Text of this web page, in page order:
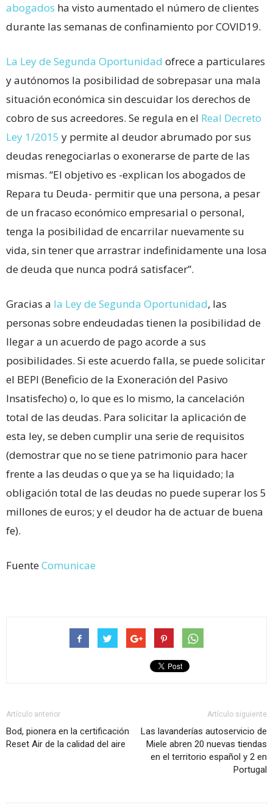
abogados ha visto aumentado el número de clientes
durante las semanas de confinamiento por COVID19.
La Ley de Segunda Oportunidad ofrece a particulares
y autónomos la posibilidad de sobrepasar una mala
situación económica sin descuidar los derechos de
cobro de sus acreedores. Se regula en el Real Decreto
Ley 1/2015 y permite al deudor abrumado por sus
deudas renegociarlas o exonerarse de parte de las
mismas. “El objetivo es -explican los abogados de
Repara tu Deuda- permitir que una persona, a pesar
de un fracaso económico empresarial o personal,
tenga la posibilidad de encarrilar nuevamente su
vida, sin tener que arrastrar indefinidamente una losa
de deuda que nunca podrá satisfacer”.
Gracias a la Ley de Segunda Oportunidad, las
personas sobre endeudadas tienen la posibilidad de
llegar a un acuerdo de pago acorde a sus
posibilidades. Si este acuerdo falla, se puede solicitar
el BEPI (Beneficio de la Exoneración del Pasivo
Insatisfecho) o, lo que es lo mismo, la cancelación
total de las deudas. Para solicitar la aplicación de
esta ley, se deben cumplir una serie de requisitos
(demostrar que no se tiene patrimonio para hacer
frente a las deudas o que ya se ha liquidado; la
obligación total de las deudas no puede superar los 5
millones de euros; y el deudor ha de actuar de buena
fe).
FuenteComunicae
Artículo anterior
Bod, pionera en la certificación
Reset Air de la calidad del aire
Artículo siguiente
Las lavanderías autoservicio de
Miele abren 20 nuevas tiendas
en el territorio español y 2 en
Portugal